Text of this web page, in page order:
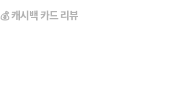
💰캐시백 카드 리뷰